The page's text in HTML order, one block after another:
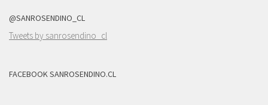
@SANROSENDINO_CL
Tweets by sanrosendino_cl
FACEBOOK SANROSENDINO.CL